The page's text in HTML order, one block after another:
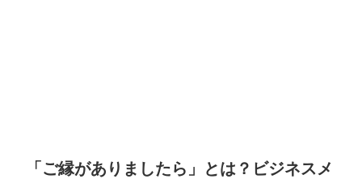
「ご縁がありましたら」とは？ビジネスメ